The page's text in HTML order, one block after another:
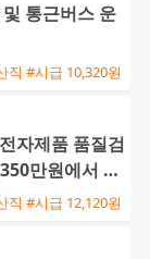
통근버스 운
직 #시급 10,320원
자제품 품질검
만원에서 38
직 #시급 12,120원